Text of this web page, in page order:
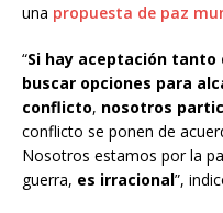
una propuesta de paz
“Si hay aceptación tanto
buscar opciones para
conflicto, nosotros
conflicto se ponen de
Nosotros estamos por la
guerra, es irracional”,